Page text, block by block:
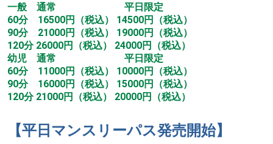
一般 通常 平日限定
60分 16500円（税込） 14500円（税込）
90分 21000円（税込） 19000円（税込）
120分 26000円（税込） 24000円（税込）
幼児 通常 平日限定
60分 11000円（税込） 10000円（税込）
90分 16000円（税込） 15000円（税込）
120分 21000円（税込） 20000円（税込）
【平日マンスリーパス発売開始】